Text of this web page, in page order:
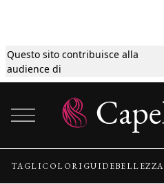
Questo sito contribuisce alla
audience di
Tagli
Colori
Guide
TAGLICOLORI GUIDEBELLEZZA